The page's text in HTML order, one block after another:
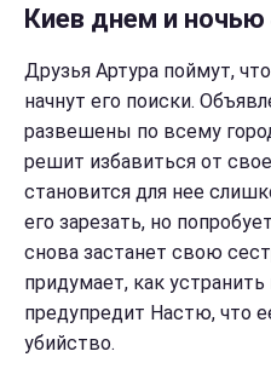
Киев днем и ночью
Друзья Артура поймут,
начнут его поиски.
развешены по всему
решит избавиться от
становится для нее
его зарезать, но
снова застанет свою
придумает, как устранить
предупредит Настю, что
убийство.